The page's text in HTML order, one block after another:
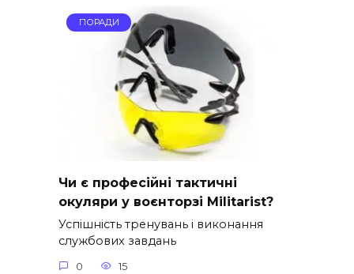
ПОРАДИ
Чи є професійні тактичні
окуляри у воєнторзі Militarist?
Успішність тренувань і виконання
службових завдань
0 15